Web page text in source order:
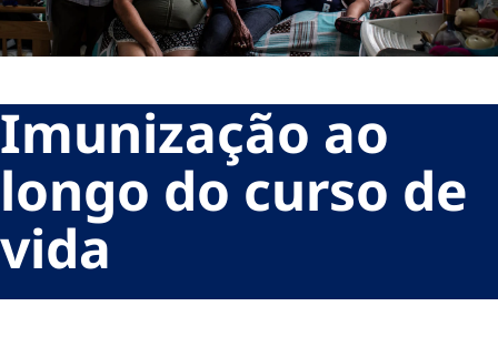
Imunização ao
longo do curso de
vida